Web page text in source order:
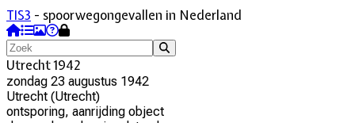
TIS3 - spoorwegongevallen in Nederland
Utrecht 1942
zondag 23 augustus 1942
Utrecht (Utrecht)
ontsporing, aanrijding object